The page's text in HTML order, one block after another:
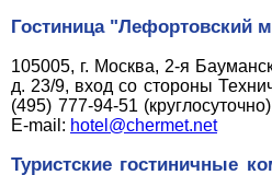
Гостиница "Лефортовский
105005, г. Москва, 2-я
д. 23/9, вход со стороны
(495) 777-94-51
E-mail: hotel@chermet.net
Туристские гостиничные